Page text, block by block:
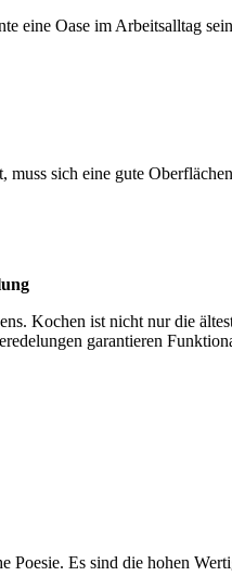
eine Oase im Arbeitsalltag
sich eine gute
Kochen ist nicht nur die
garantieren
Poesie. Es sind die hohen